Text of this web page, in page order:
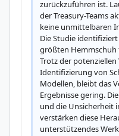
zurückzuführen ist.
der Treasury-Teams
keine unmittelbaren
Die Studie
größten Hemmschuh
Trotz der
Identifizierung von
Modellen, bleibt das
Ergebnisse gering.
und die Unsicherheit
verstärken diese
unterstützendes